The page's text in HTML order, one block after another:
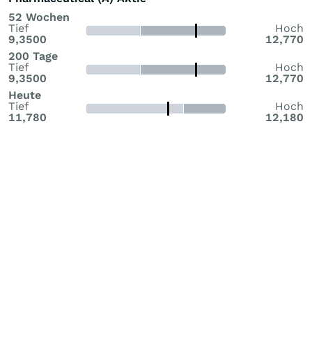
52 Wochen
Tief
9,3500
Hoch
12,770
200 Tage
Tief
9,3500
Hoch
12,770
Heute
Tief
11,780
Hoch
12,180